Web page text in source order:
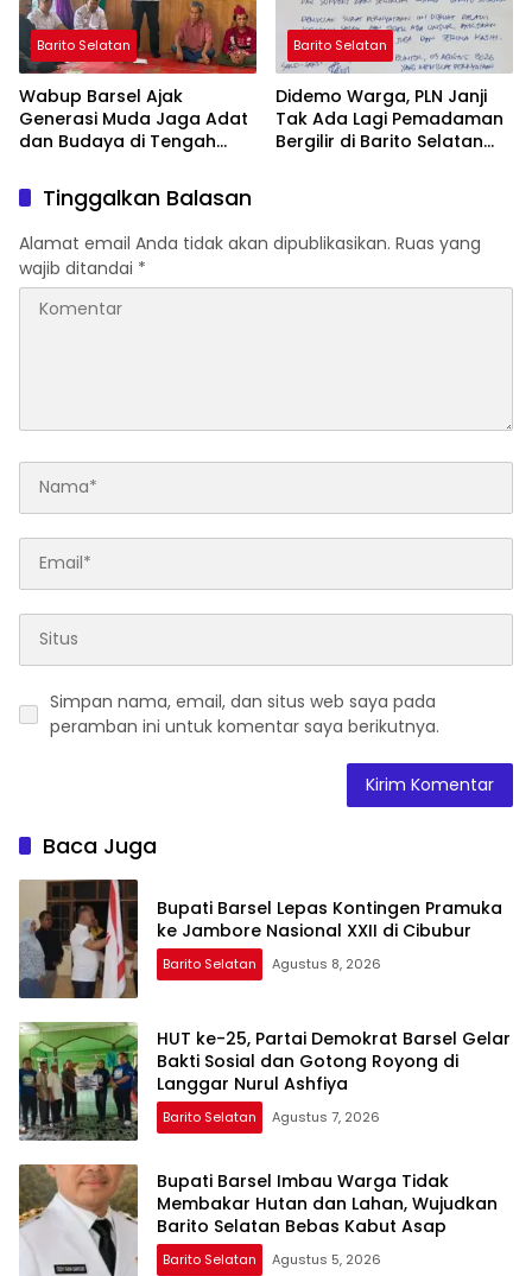
Barito Selatan
Wabup Barsel Ajak
Generasi Muda Jaga Adat
dan Budaya di Tengah
Barito Selatan
Didemo Warga, PLN Janji
Tak Ada Lagi Pemadaman
Bergilir di Barito Selatan
Tinggalkan Balasan
Alamat email Anda tidak akan dipublikasikan. Ruas yang
wajib ditandai *
Simpan nama, email, dan situs web saya pada
peramban ini untuk komentar saya berikutnya.
Baca Juga
Bupati Barsel Lepas Kontingen Pramuka
ke Jambore Nasional XXII di Cibubur
Barito Selatan Agustus 8, 2026
HUT ke-25, Partai Demokrat Barsel Gelar
Bakti Sosial dan Gotong Royong di
Langgar Nurul Ashfiya
Barito Selatan Agustus 7, 2026
Bupati Barsel Imbau Warga Tidak
Membakar Hutan dan Lahan, Wujudkan
Barito Selatan Bebas Kabut Asap
Barito Selatan Agustus 5, 2026